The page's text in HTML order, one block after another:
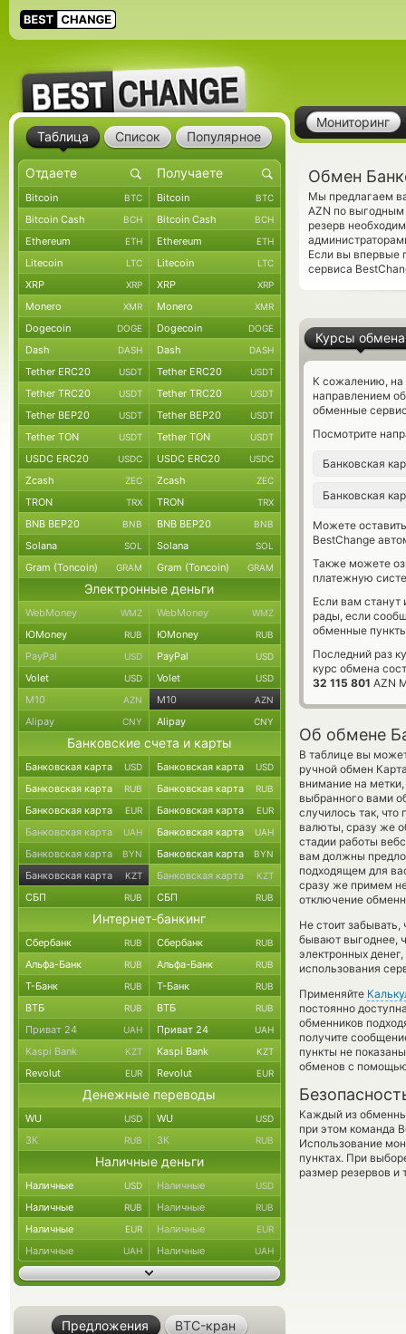
Мониторинг
Обмен
Мы предлагаем
AZN по выгодным
резерв
Если вы впервые
сервиса
Курсы обмена
К сожалению, на
направлением
обменные
Посмотрите
Банковская
Банковская
Можете
BestChange
Также можете
платежную
Если вам
рады, если
обменные
Последний раз
курс обмена
32 115 801 AZN
Об обмене
В таблице вы
ручной обмен
внимание на
выбранного вами
случилось так,
валюты, сразу же
стадии работы
вам должны
подходящем для
сразу же примем
отключение
Не стоит
бывают выгоднее,
электронных
использования
Применяйте
постоянно
обменников
получите
пункты не
обменов с
Каждый из
при этом команда
Использование
пунктах. При
размер резервов и
Таблица Список Популярное
Bitcoin BTC Bitcoin BTC
Bitcoin Cash BCH Bitcoin Cash BCH
Ethereum ETH Ethereum ETH
Litecoin LTC Litecoin LTC
XRP XRP XRP XRP
Monero XMR Monero XMR
Dogecoin DOGE Dogecoin DOGE
Dash DASH Dash DASH
Tether ERC20 USDT Tether ERC20 USDT
Tether TRC20 USDT Tether TRC20 USDT
Tether BEP20 USDT Tether BEP20 USDT
Tether TON USDT Tether TON USDT
USDC ERC20 USDC USDC ERC20 USDC
Zcash ZEC Zcash ZEC
TRON TRX TRON TRX
BNB BEP20 BNB BNB BEP20 BNB
Solana SOL Solana SOL
Gram (Toncoin) GRAM Gram (Toncoin) GRAM
Электронные деньги
WebMoney WMZ WebMoney WMZ
ЮMoney RUB ЮMoney RUB
PayPal USD PayPal USD
Volet USD Volet USD
M10 AZN M10 AZN
Alipay CNY Alipay CNY
Банковские счета и карты
Банковская карта USD Банковская карта USD
Банковская карта RUB Банковская карта RUB
Банковская карта EUR Банковская карта EUR
Банковская карта UAH Банковская карта UAH
Банковская карта BYN Банковская карта BYN
Банковская карта KZT Банковская карта KZT
СБП RUB СБП RUB
Интернет-банкинг
Сбербанк RUB Сбербанк RUB
Альфа-Банк RUB Альфа-Банк RUB
Т-Банк RUB Т-Банк RUB
ВТБ RUB ВТБ RUB
Приват 24 UAH Приват 24 UAH
Kaspi Bank KZT Kaspi Bank KZT
Revolut EUR Revolut EUR
Денежные переводы
WU USD WU USD
ЗК RUB ЗК RUB
Наличные деньги
Наличные USD Наличные USD
Наличные RUB Наличные RUB
Наличные EUR Наличные EUR
Наличные UAH Наличные UAH
Предложения BTC-кран